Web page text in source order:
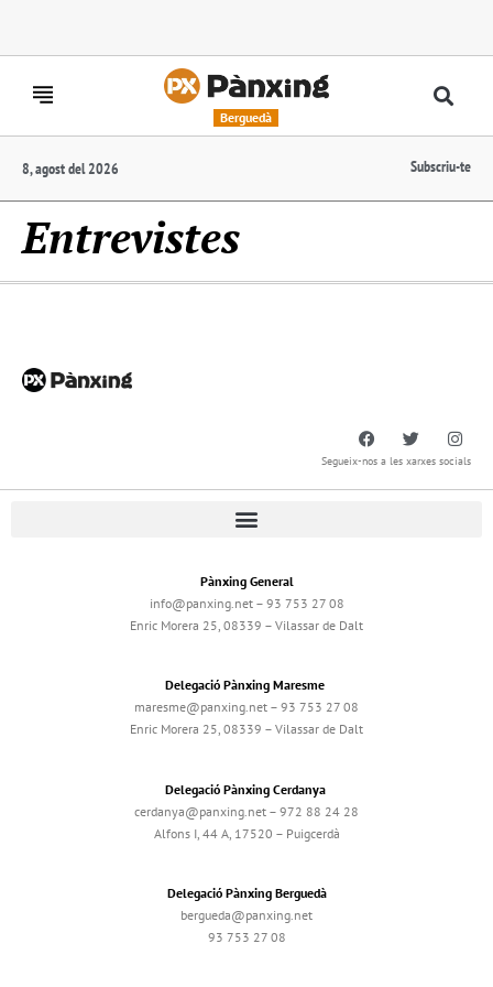
Berguedà
8, agost del 2026 Subscriu-te
Entrevistes
Segueix-nos a les xarxes socials
Pànxing General
info@panxing.net – 93 753 27 08
Enric Morera 25, 08339 – Vilassar de Dalt
Delegació Pànxing Maresme
maresme@panxing.net – 93 753 27 08
Enric Morera 25, 08339 – Vilassar de Dalt
Delegació Pànxing Cerdanya
cerdanya@panxing.net – 972 88 24 28
Alfons I, 44 A, 17520 – Puigcerdà
Delegació Pànxing Berguedà
bergueda@panxing.net
93 753 27 08